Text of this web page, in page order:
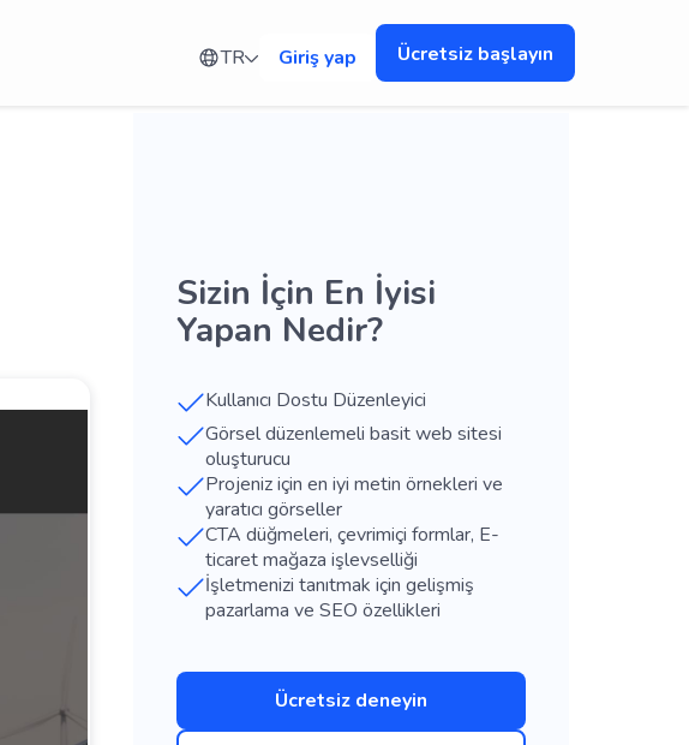
TR Giriş yap Ücretsiz başlayın
Sizin İçin En İyisi
Yapan Nedir?
Kullanıcı Dostu Düzenleyici
Görsel düzenlemeli basit web sitesi
oluşturucu
Projeniz için en iyi metin örnekleri ve
yaratıcı görseller
CTA düğmeleri, çevrimiçi formlar, E-
ticaret mağaza işlevselliği
İşletmenizi tanıtmak için gelişmiş
pazarlama ve SEO özellikleri
Ücretsiz deneyin